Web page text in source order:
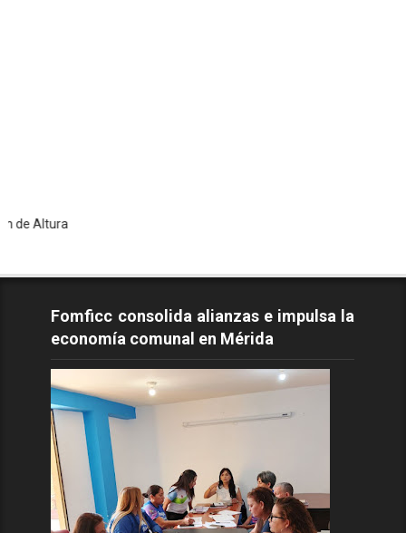
Fomficc consolida alianzas e impulsa la
economía comunal en Mérida